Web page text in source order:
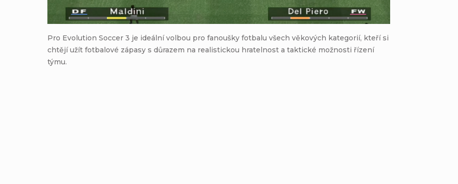
Pro Evolution Soccer 3 je ideální volbou pro fanoušky fotbalu všech věkových kategorií, kteří si
chtějí užít fotbalové zápasy s důrazem na realistickou hratelnost a taktické možnosti řízení
týmu.